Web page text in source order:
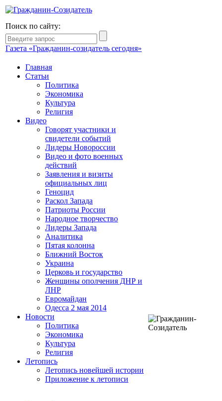
Поиск по сайту:
Газета «Гражданин-созидатель сегодня»
Главная
Статьи
Политика
Экономика
Культура
Религия
Видео
Говорят участники и
свидетели событий
Лидеры Новороссии
Видео и фото военных
действий
Заявления и визиты
официальных лиц
Геноцид
Раскол Запада
Патриоты России
Народное творчество
Лидеры Запада
Аналитика
Пятая колонна
Ближний Восток
Украина
Церковь и государство
Женщины ополчения ДНР и
ЛНР
Евромайдан
Одесса 2 мая 2014
Новости
Политика
Экономика
Культура
Религия
Летопись
Летопись новейшей истории
Приложение к летописи